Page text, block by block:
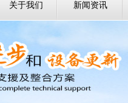
关于我们 新闻资讯